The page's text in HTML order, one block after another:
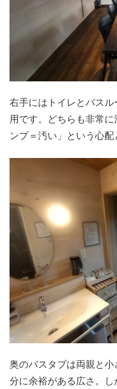
右手にはトイレとバス
用です。どちらも非常
ンプ＝汚い」という心配
奥のバスタブは両親と
分に余裕がある広さ。し